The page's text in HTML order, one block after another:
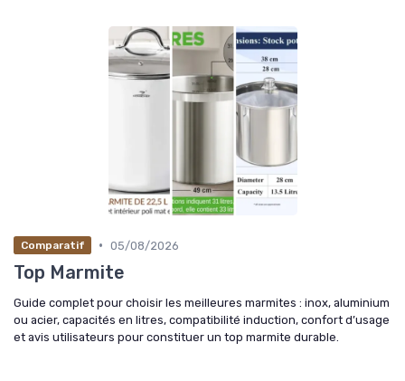
Comparatif • 05/08/2026
Top Marmite
Guide complet pour choisir les meilleures marmites : inox, aluminium
ou acier, capacités en litres, compatibilité induction, confort d’usage
et avis utilisateurs pour constituer un top marmite durable.